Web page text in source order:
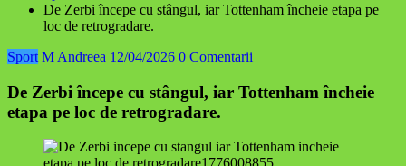
De Zerbi începe cu stângul, iar Tottenham încheie etapa pe
loc de retrogradare.
Sport M Andreea 12/04/2026 0 Comentarii
De Zerbi începe cu stângul, iar Tottenham încheie
etapa pe loc de retrogradare.